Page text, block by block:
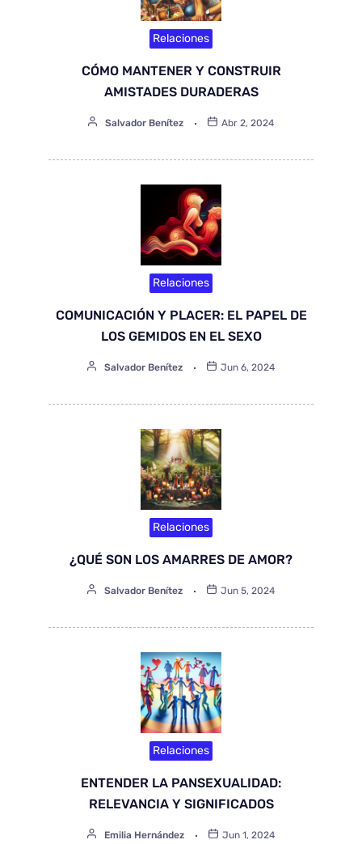
Relaciones
CÓMO MANTENER Y CONSTRUIR
AMISTADES DURADERAS
Salvador Benítez Abr 2, 2024
Relaciones
COMUNICACIÓN Y PLACER: EL PAPEL DE
LOS GEMIDOS EN EL SEXO
Salvador Benítez Jun 6, 2024
Relaciones
¿QUÉ SON LOS AMARRES DE AMOR?
Salvador Benítez Jun 5, 2024
Relaciones
ENTENDER LA PANSEXUALIDAD:
RELEVANCIA Y SIGNIFICADOS
Emilia Hernández Jun 1, 2024